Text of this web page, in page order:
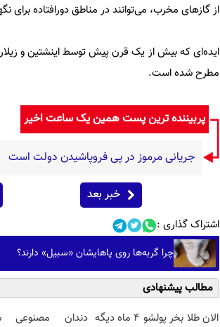
از گازهای مخرب، می‌توانند در مناطق دورافتاده برای
ایده‌ای که بیش از یک قرن پیش توسط اینشتین و
مطرح شده است.
پربیننده ترین پست همین یک ساعت اخیر
جریانی مرموز در پی فروپاشیدن دولت است
خبر بعد
اشتراک گذاری :
چرا گربه‌ها روی پاهایشان «سبیل» دارند؟
مطالب پیشنهادی
الان طلا بخر پولشو 4 ماه دیگه دندان مصنوعی